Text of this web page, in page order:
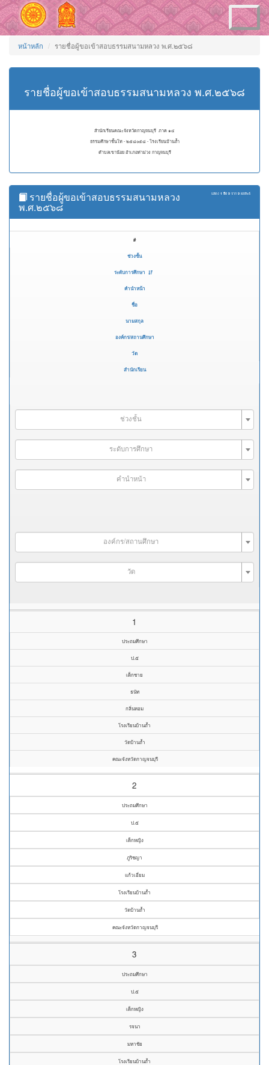
Toggle
navigation
หน้าหลัก รายชื่อผู้ขอเข้าสอบธรรมสนามหลวง พ.ศ.๒๕๖๘
รายชื่อผู้ขอเข้าสอบธรรมสนามหลวง พ.ศ.๒๕๖๘
สำนักเรียนคณะจังหวัดกาญจนบุรี ภาค ๑๔
ธรรมศึกษาชั้นโท - ๒๕๘๐๕๘ - โรงเรียนบ้านถ้ำ
ตำบลเขาน้อย อำเภอท่าม่วง กาญจนบุรี
แสดง 1 ถึง 9 จาก 9 ผลลัพธ์
รายชื่อผู้ขอเข้าสอบธรรมสนามหลวง
พ.ศ.๒๕๖๘
#
ช่วงชั้น
ระดับการศึกษา
คำนำหน้า
ชื่อ
นามสกุล
องค์กร/สถานศึกษา
วัด
สำนักเรียน
ช่วงชั้น
ระดับการศึกษา
คำนำหน้า
องค์กร/สถานศึกษา
วัด
1
ประถมศึกษา
ป.๕
เด็กชาย
ธนัท
กลิ่นหอม
โรงเรียนบ้านถ้ำ
วัดบ้านถ้ำ
คณะจังหวัดกาญจนบุรี
2
ประถมศึกษา
ป.๕
เด็กหญิง
ภูริชญา
แก้วเอี่ยม
โรงเรียนบ้านถ้ำ
วัดบ้านถ้ำ
คณะจังหวัดกาญจนบุรี
3
ประถมศึกษา
ป.๕
เด็กหญิง
รจนา
มหาชัย
โรงเรียนบ้านถ้ำ